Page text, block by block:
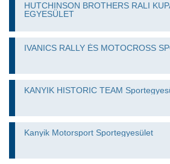
HUTCHINSON BROTHERS RALI
EGYESÜLET
IVANICS RALLY ÉS MOTOCROSS
KANYIK HISTORIC TEAM
Kanyik Motorsport Sportegyesület